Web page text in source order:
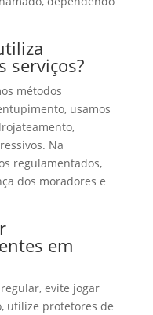
serviços?
métodos
usamos
Na
regulamentados,
dos moradores e
em
evite jogar
utilize protetores de